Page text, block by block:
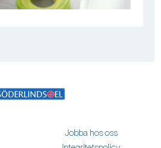
Jobba hos oss